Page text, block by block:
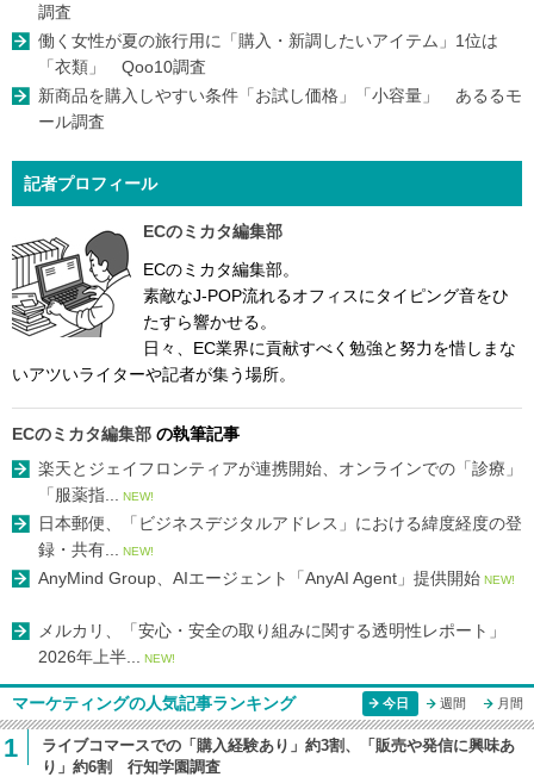
調査
働く女性が夏の旅行用に「購入・新調したいアイテム」1位は
「衣類」 Qoo10調査
新商品を購入しやすい条件「お試し価格」「小容量」 あるるモ
ール調査
記者プロフィール
ECのミカタ編集部
ECのミカタ編集部。
素敵なJ-POP流れるオフィスにタイピング音をひ
たすら響かせる。
日々、EC業界に貢献すべく勉強と努力を惜しまな
いアツいライターや記者が集う場所。
ECのミカタ編集部 の執筆記事
楽天とジェイフロンティアが連携開始、オンラインでの「診療」
「服薬指...
NEW!
日本郵便、「ビジネスデジタルアドレス」における緯度経度の登
録・共有...
NEW!
AnyMind Group、AIエージェント「AnyAI Agent」提供開始 NEW!
メルカリ、「安心・安全の取り組みに関する透明性レポート」
2026年上半...
NEW!
マーケティングの人気記事ランキング 今日 週間 月間
1
ライブコマースでの「購入経験あり」約3割、「販売や発信に興味あ
り」約6割 行知学園調査